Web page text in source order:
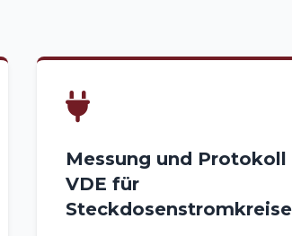
Messung und Protokoll
VDE für
Steckdosenstromkreise